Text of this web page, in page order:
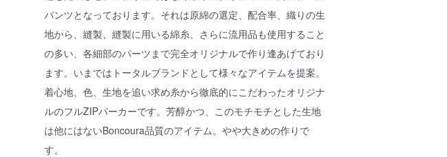
パンツとなっております。それは原綿の選定、配合率、織りの生
地から、縫製、縫製に用いる綿糸、さらに流用品も使用すること
の多い、各細部のパーツまで完全オリジナルで作り逢あげており
ます。いまではトータルブランドとして様々なアイテムを提案。
着心地、色、生地を追い求め糸から徹底的にこだわったオリジナ
ルのフルZIPパーカーです。芳醇かつ、このモチモチとした生地
は他にはないBoncoura品質のアイテム。やや大きめの作りで
す。